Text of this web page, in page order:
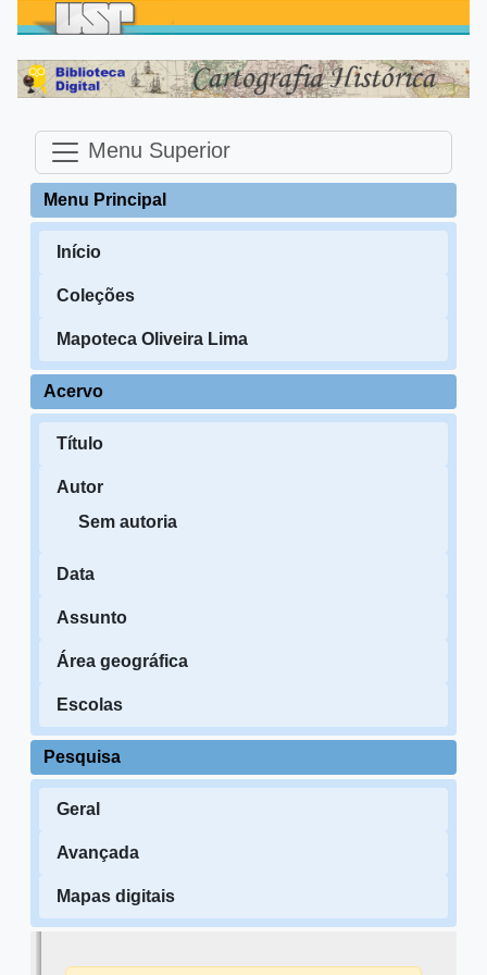
Menu Superior
Menu Principal
Início
Coleções
Mapoteca Oliveira Lima
Acervo
Título
Autor
Sem autoria
Data
Assunto
Área geográfica
Escolas
Pesquisa
Geral
Avançada
Mapas digitais